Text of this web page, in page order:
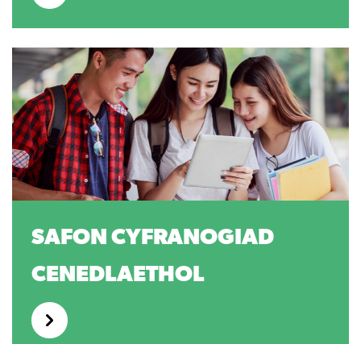
SAFON CYFRANOGIAD
CENEDLAETHOL